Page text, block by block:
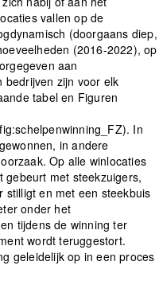
vallen op de
(doorgaans diep,
(2016-2022), op
aan
bedrijven zijn voor elk
tabel en Figuren
In
in andere
Op alle winlocaties
gebeurt met steekzuigers,
stilligt en met een steekbuis
onder het
tijdens de winning ter
wordt teruggestort.
geleidelijk op in een proces